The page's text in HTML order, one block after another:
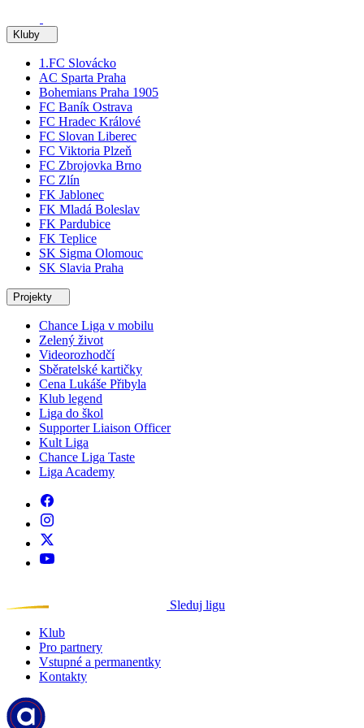
Kluby
1.FC Slovácko
AC Sparta Praha
Bohemians Praha 1905
FC Baník Ostrava
FC Hradec Králové
FC Slovan Liberec
FC Viktoria Plzeň
FC Zbrojovka Brno
FC Zlín
FK Jablonec
FK Mladá Boleslav
FK Pardubice
FK Teplice
SK Sigma Olomouc
SK Slavia Praha
Projekty
Chance Liga v mobilu
Zelený život
Videorozhodčí
Sběratelské kartičky
Cena Lukáše Přibyla
Klub legend
Liga do škol
Supporter Liaison Officer
Kult Liga
Chance Liga Taste
Liga Academy
Sleduj ligu
Klub
Pro partnery
Vstupné a permanentky
Kontakty